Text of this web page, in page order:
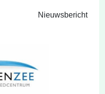
Nieuwsbericht